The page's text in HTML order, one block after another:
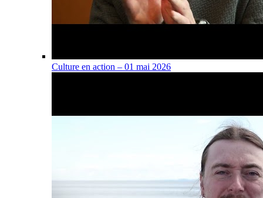
Culture en action – 01 mai 2026